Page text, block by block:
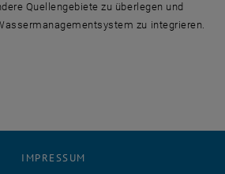
Quellengebiete zu überlegen und
zu integrieren.
IMPRESSUM